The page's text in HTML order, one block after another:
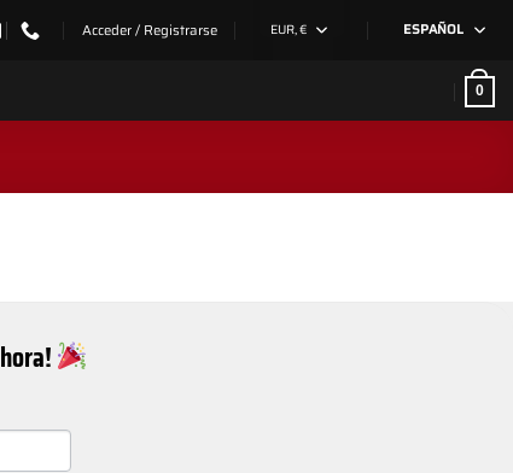
Acceder / Registrarse EUR, € ESPAÑOL
0